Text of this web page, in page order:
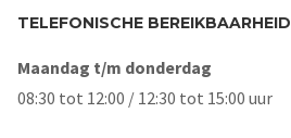
TELEFONISCHE BEREIKBAARHEID
Maandag t/m donderdag
08:30 tot 12:00 / 12:30 tot 15:00 uur